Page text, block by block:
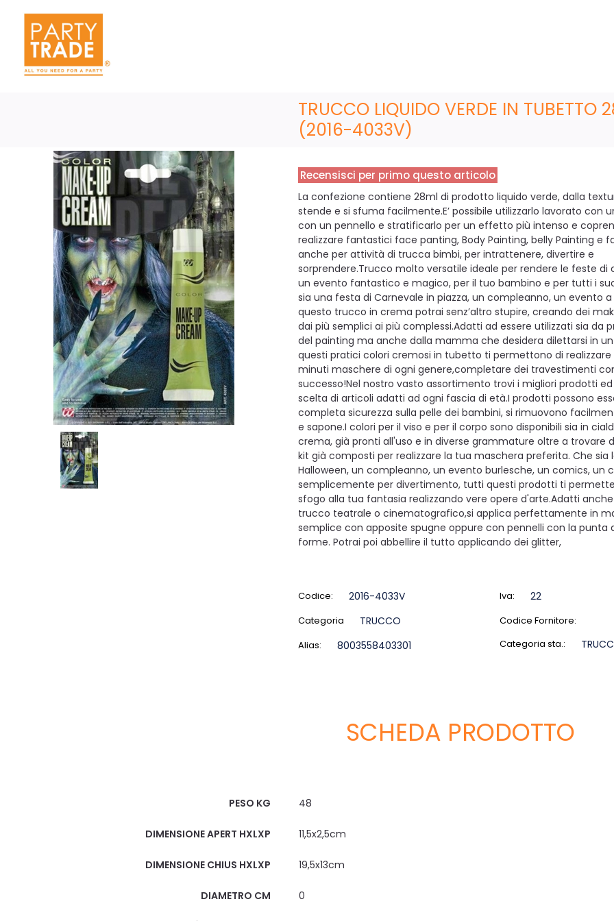
TRUCCO LIQUIDO VERDE IN TUBETTO
(2016-4033V)
Recensisci per primo questo articolo
La confezione contiene 28ml di prodotto liquido verde, dalla
stende e si sfuma facilmente.E’ possibile utilizzarlo lavorato con
con un pennello e stratificarlo per un effetto più intenso e
realizzare fantastici face panting, Body Painting, belly Painting e
anche per attività di trucca bimbi, per intrattenere, divertire e
sorprendere.Trucco molto versatile ideale per rendere le feste di
un evento fantastico e magico, per il tuo bambino e per tutti i
sia una festa di Carnevale in piazza, un compleanno, un evento
questo trucco in crema potrai senz’altro stupire, creando dei
dai più semplici ai più complessi.Adatti ad essere utilizzati sia da
del painting ma anche dalla mamma che desidera dilettarsi in
questi pratici colori cremosi in tubetto ti permettono di realizzare
minuti maschere di ogni genere,completare dei travestimenti
successo!Nel nostro vasto assortimento trovi i migliori prodotti
scelta di articoli adatti ad ogni fascia di età.I prodotti possono
completa sicurezza sulla pelle dei bambini, si rimuovono
e sapone.I colori per il viso e per il corpo sono disponibili sia in
crema, già pronti all'uso e in diverse grammature oltre a trovare
kit già composti per realizzare la tua maschera preferita. Che sia
Halloween, un compleanno, un evento burlesche, un comics, un
semplicemente per divertimento, tutti questi prodotti ti
sfogo alla tua fantasia realizzando vere opere d'arte.Adatti
trucco teatrale o cinematografico,si applica perfettamente in
semplice con apposite spugne oppure con pennelli con la punta
forme. Potrai poi abbellire il tutto applicando dei glitter,
Codice: 2016-4033V
Categoria TRUCCO
Alias: 8003558403301
Iva: 22
Codice Fornitore:
Categoria sta.:
SCHEDA PRODOTTO
PESO KG 48
DIMENSIONE APERT HXLXP 11,5x2,5cm
DIMENSIONE CHIUS HXLXP 19,5x13cm
DIAMETRO CM 0